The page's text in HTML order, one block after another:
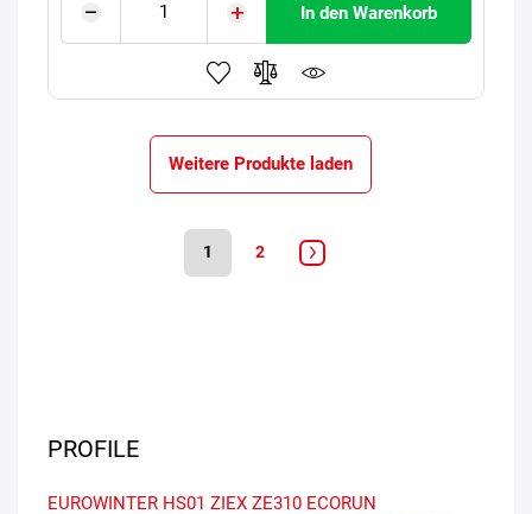
In den Warenkorb
Weitere Produkte laden
1 2
PROFILE
EUROWINTER HS01 ZIEX ZE310 ECORUN